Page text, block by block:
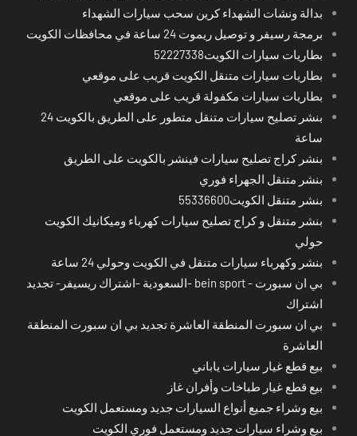
بدالة ونشات الشهداء كرين سحب سيارات الشهداء
برمجة رسيفر و توصيل ريموت 24 ساعة في محافظات الكويت
بطاريات سيارات الكويت52227338
بطاريات سيارات متنقل الكويت قريب على موقعي
بطاريات سيارات مكفولة قريب على موقعي
بنشر تصليح سيارات متنقل متطور على الطريق بالكويت 24
ساعة
بنشر كراج تصليح سيارات فينشر بالكويت على الطريق
بنشر متنقل الجهراء فوري
بنشر متنقل الكويت55336600
بنشر متنقل و كراج تصليح سيارات كهرباء وميكانيك الكويت
حولي
بنشر وكهرباء سيارات متنقل في الكويت وحولي 24 ساعة
بي ان سبورت - bein sport -السعودية -اشتراك ريسيفر- تجديد
اشتراك
بي ان سبورت المنطقة العاشرة تجديد بي ان سبورت المنطقة
العاشرة
بيع قطع غيار سيارات ياباني
بيع قطع غيار طباخات وأفران غاز
بيع وشراء جميع أنواع السيارات جديد ومستعمل الكويت
بيع وشراء سيارات جديد ومستعمل فوري الكويت